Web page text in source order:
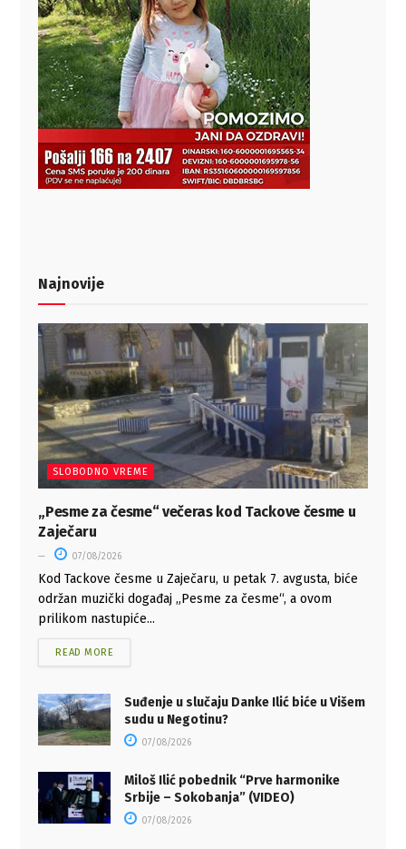
Najnovije
SLOBODNO VREME
„Pesme za česme“ večeras kod Tackove česme u
Zaječaru
07/08/2026
Kod Tackove česme u Zaječaru, u petak 7. avgusta, biće
održan muzički događaj „Pesme za česme“, a ovom
prilikom nastupiće...
READ MORE
Suđenje u slučaju Danke Ilić biće u Višem
sudu u Negotinu?
07/08/2026
Miloš Ilić pobednik “Prve harmonike
Srbije – Sokobanja” (VIDEO)
07/08/2026